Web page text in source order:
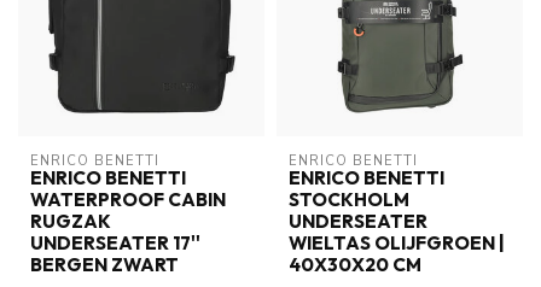
ENRICO BENETTI
ENRICO BENETTI
WATERPROOF CABIN
RUGZAK
UNDERSEATER 17''
BERGEN ZWART
ENRICO BENETTI
ENRICO BENETTI
STOCKHOLM
UNDERSEATER
WIELTAS OLIJFGROEN |
40X30X20 CM